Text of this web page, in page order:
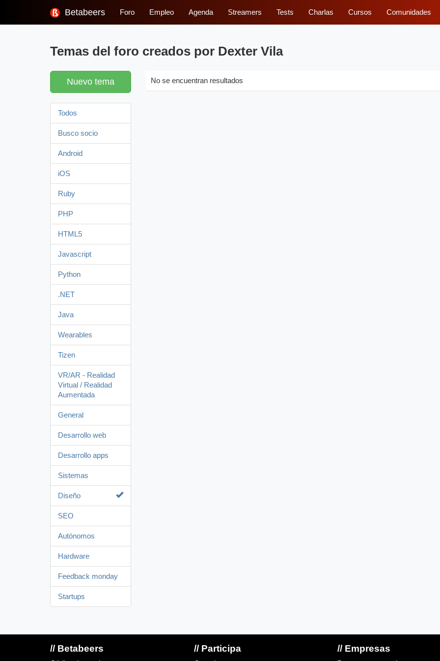
Betabeers Foro Empleo Agenda Streamers Tests Charlas Cursos Comunidades
Temas del foro creados por Dexter Vila
Nuevo tema
Todos
Busco socio
Android
iOS
Ruby
PHP
HTML5
Javascript
Python
.NET
Java
Wearables
Tizen
VR/AR - Realidad
Virtual / Realidad
Aumentada
General
Desarrollo web
Desarrollo apps
Sistemas
Diseño
SEO
Autónomos
Hardware
Feedback monday
Startups
No se encuentran resultados
// Betabeers // Participa // Empresas